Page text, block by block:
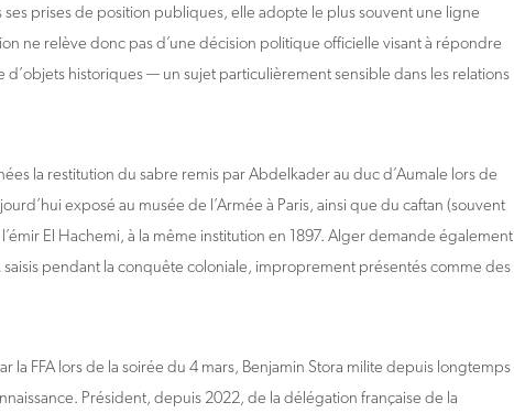
ses prises de position publiques, elle adopte le plus souvent une ligne
ne relève donc pas d’une décision politique officielle visant à répondre
historiques — un sujet particulièrement sensible dans les relations
la restitution du sabre remis par Abdelkader au duc d’Aumale lors de
exposé au musée de l’Armée à Paris, ainsi que du caftan (souvent
El Hachemi, à la même institution en 1897. Alger demande également
pendant la conquête coloniale, improprement présentés comme des
la FFA lors de la soirée du 4 mars, Benjamin Stora milite depuis longtemps
Président, depuis 2022, de la délégation française de la